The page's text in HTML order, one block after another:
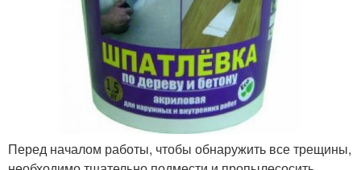
Перед началом работы, чтобы обнаружить все трещины,